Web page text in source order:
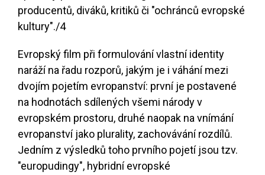
producentů, diváků, kritiků či "ochránců evropské
kultury"./4
Evropský film při formulování vlastní identity
naráží na řadu rozporů, jakým je i váhání mezi
dvojím pojetím evropanství: první je postavené
na hodnotách sdílených všemi národy v
evropském prostoru, druhé naopak na vnímání
evropanství jako plurality, zachovávání rozdílů.
Jedním z výsledků toho prvního pojetí jsou tzv.
"europudingy", hybridní evropské